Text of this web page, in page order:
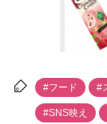
#フード #
#SNS映え